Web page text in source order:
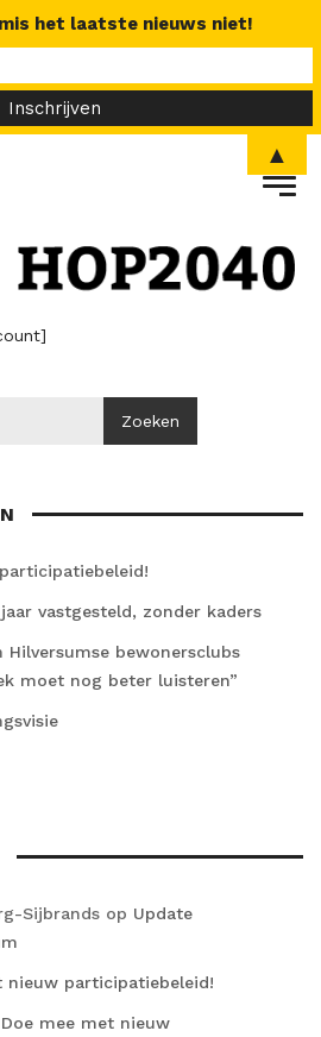
vastgesteld, zonder kaders
Hilversumse bewonersclubs
moet nog beter luisteren”
Sijbrands op Update
nieuw participatiebeleid!
Doe mee met nieuw
het laatste nieuws niet!
▲